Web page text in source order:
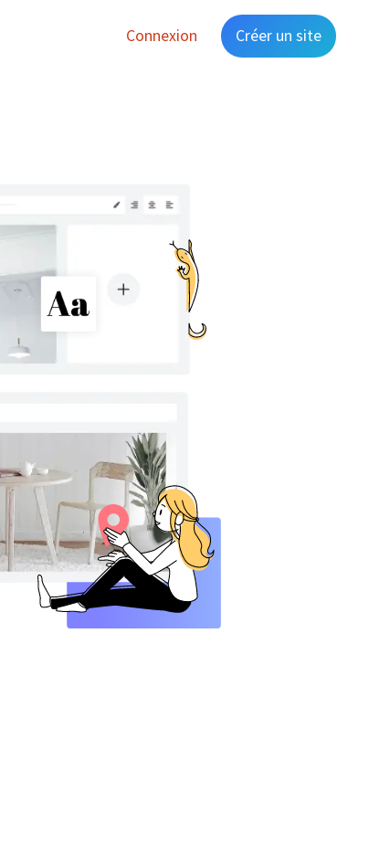
Connexion Créer un site